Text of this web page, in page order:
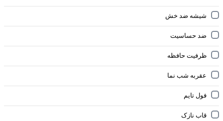
شیشه ضد خش
ضد حساسیت
ظرفیت حافظه
عقربه شب نما
فول تایم
قاب نازک